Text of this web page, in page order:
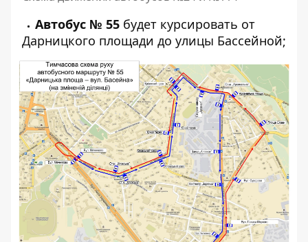
Автобус № 55 будет курсировать от
Дарницкого площади до улицы Бассейной;